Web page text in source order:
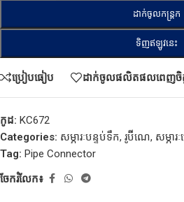
ដាក់ចូលកន្ត្រក
ទិញឥឡូវនេះ
ប្រៀបធៀប ដាក់ចូលផលិតផលពេញចិត្
កូដ: KC672
Categories: សម្ភារៈបន្ទប់ទឹក, រូប៊ីណេ, សម្ភារ
Tag: Pipe Connector
ចែករំលែក៖